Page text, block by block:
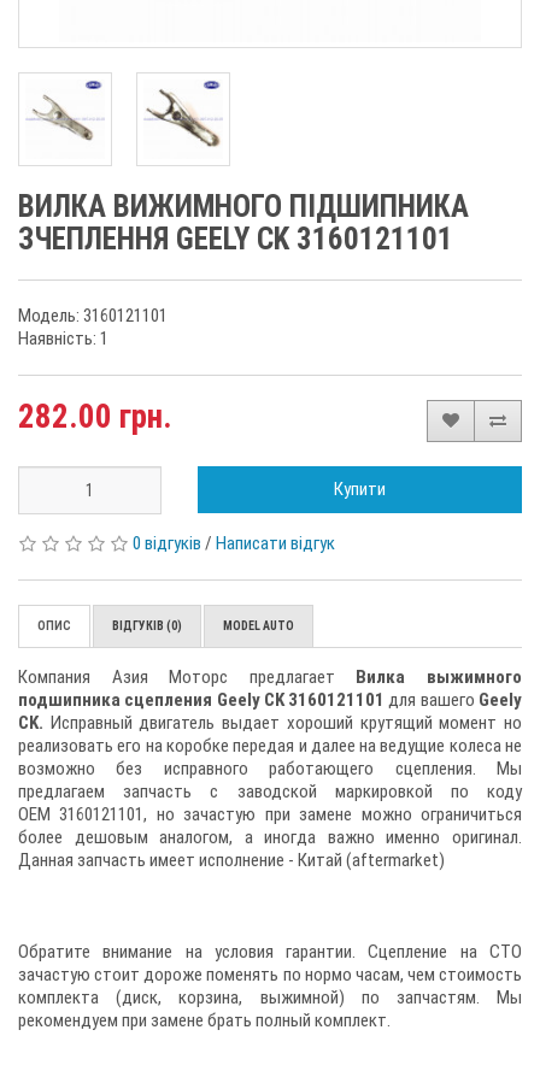
ВИЛКА ВИЖИМНОГО ПІДШИПНИКА
ЗЧЕПЛЕННЯ GEELY CK 3160121101
Модель: 3160121101
Наявність: 1
282.00 грн.
Купити
0 відгуків / Написати відгук
ОПИС ВІДГУКІВ (0) MODEL AUTO
Компания Азия Моторс предлагает Вилка выжимного
подшипника сцепления Geely CK 3160121101для вашего Geely
CK. Исправный двигатель выдает хороший крутящий момент но
реализовать его на коробке передая и далее на ведущие колеса не
возможно без исправного работающего сцепления. Мы
предлагаем запчасть с заводской маркировкой по коду
ОЕМ 3160121101, но зачастую при замене можно ограничиться
более дешовым аналогом, а иногда важно именно оригинал.
Данная запчасть имеет исполнение - Китай (аftermarket)
Обратите внимание на условия гарантии. Сцепление на СТО
зачастую стоит дороже поменять по нормо часам, чем стоимость
комплекта (диск, корзина, выжимной) по запчастям. Мы
рекомендуем при замене брать полный комплект.